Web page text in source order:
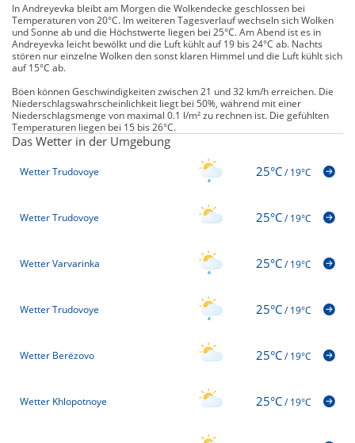
In Andreyevka bleibt am Morgen die Wolkendecke geschlossen bei
Temperaturen von 20°C. Im weiteren Tagesverlauf wechseln sich Wolken
und Sonne ab und die Höchstwerte liegen bei 25°C. Am Abend ist es in
Andreyevka leicht bewölkt und die Luft kühlt auf 19 bis 24°C ab. Nachts
stören nur einzelne Wolken den sonst klaren Himmel und die Luft kühlt sich
auf 15°C ab.
Böen können Geschwindigkeiten zwischen 21 und 32 km/h erreichen. Die
Niederschlagswahrscheinlichkeit liegt bei 50%, während mit einer
Niederschlagsmenge von maximal 0.1 l/m² zu rechnen ist. Die gefühlten
Temperaturen liegen bei 15 bis 26°C.
Das Wetter in der Umgebung
Wetter Trudovoye 25°C/19°C
Wetter Trudovoye 25°C/19°C
Wetter Varvarinka 25°C/19°C
Wetter Trudovoye 25°C/19°C
Wetter Berëzovo 25°C/19°C
Wetter Khlopotnoye 25°C/19°C